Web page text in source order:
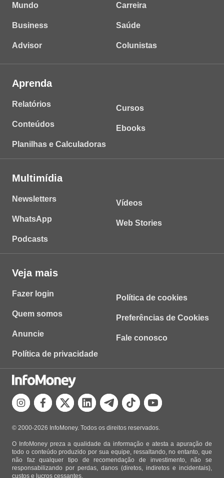
Mundo
Business
Advisor
Carreira
Saúde
Colunistas
Aprenda
Relatórios
Conteúdos
Planilhas e Calculadoras
Cursos
Ebooks
Multimídia
Newsletters
WhatsApp
Podcasts
Vídeos
Web Stories
Veja mais
Fazer login
Quem somos
Anuncie
Política de privacidade
Política de cookies
Preferências de Cookies
Fale conosco
© 2000-2026 InfoMoney. Todos os direitos reservados.
O InfoMoney preza a qualidade da informação e atesta a apuração de
todo o conteúdo produzido por sua equipe, ressaltando, no entanto, que
não faz qualquer tipo de recomendação de investimento, não se
responsabilizando por perdas, danos (diretos, indiretos e incidentais),
custos e lucros cessantes.